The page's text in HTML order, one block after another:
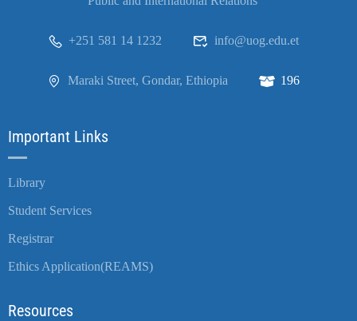
+251 581 14 1232 info@uog.edu.et
Maraki Street, Gondar, Ethiopia 196
Important Links
Library
Student Services
Registrar
Ethics Application(REAMS)
Resources